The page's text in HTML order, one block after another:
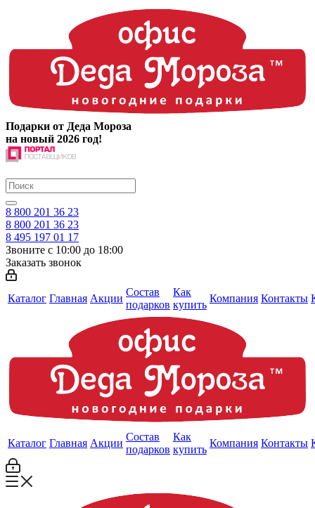
Подарки от Деда Мороза
на новый 2026 год!
8 800 201 36 23
8 800 201 36 23
8 495 197 01 17
Звоните с 10:00 до 18:00
Заказать звонок
Каталог Главная Акции
Состав
подарков
Как
купить
Компания Контакты
Каталог Главная Акции
Состав
подарков
Как
купить
Компания Контакты